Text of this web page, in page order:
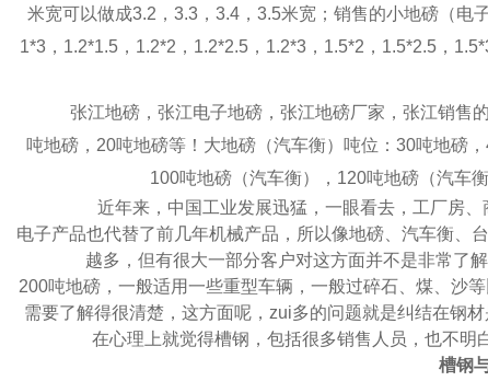
米宽可以做成3.2 ，3.3 ，3.4 ，3.5米宽；销售的小地磅（电
1*3 ， 1.2*1.5 ， 1.2*2 ， 1.2*2.5 ， 1.2*3 ， 1.5*2 ， 1.5*2.5 ，
张江地磅，张江电子地磅，张江地磅厂家，张江销售
吨地磅， 20吨地磅等！大地磅（汽车衡）吨位： 30吨地磅，
100吨地磅（汽车衡）， 120吨地磅（汽车衡
近年来，中国工业发展迅猛，一眼看去，工厂房
电子产品也代替了前几年机械产品，所以像地磅、汽车衡、
越多，但有很大一部分客户对这方面并不是非常了
200吨地磅，一般适用一些重型车辆，一般过碎石、煤、沙
需要了解得很清楚，这方面呢，zui多的问题就是纠结在钢
在心理上就觉得槽钢，包括很多销售人员，也不明
槽钢